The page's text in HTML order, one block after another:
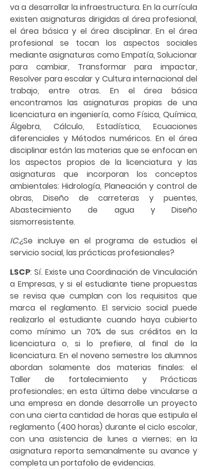
va a desarrollar la infraestructura. En la currícula
existen asignaturas dirigidas al área profesional,
el área básica y el área disciplinar. En el área
profesional se tocan los aspectos sociales
mediante asignaturas como Empatía, Solucionar
para cambiar, Transformar para impactar,
Resolver para escalar y Cultura internacional del
trabajo, entre otras. En el área básica
encontramos las asignaturas propias de una
licenciatura en ingeniería, como Física, Química,
Álgebra, Cálculo, Estadística, Ecuaciones
diferenciales y Métodos numéricos. En el área
disciplinar están las materias que se enfocan en
los aspectos propios de la licenciatura y las
asignaturas que incorporan los conceptos
ambientales: Hidrología, Planeación y control de
obras, Diseño de carreteras y puentes,
Abastecimiento de agua y Diseño
sismorresistente.
IC:¿Se incluye en el programa de estudios el
servicio social, las prácticas profesionales?
LSCP: Sí. Existe una Coordinación de Vinculación
a Empresas, y si el estudiante tiene propuestas
se revisa que cumplan con los requisitos que
marca el reglamento. El servicio social puede
realizarlo el estudiante cuando haya cubierto
como mínimo un 70% de sus créditos en la
licenciatura o, si lo prefiere, al final de la
licenciatura. En el noveno semestre los alumnos
abordan solamente dos materias finales: el
Taller de fortalecimiento y Prácticas
profesionales; en esta última debe vincularse a
una empresa en donde desarrolle un proyecto
con una cierta cantidad de horas que estipula el
reglamento (400 horas) durante el ciclo escolar,
con una asistencia de lunes a viernes; en la
asignatura reporta semanalmente su avance y
completa un portafolio de evidencias.